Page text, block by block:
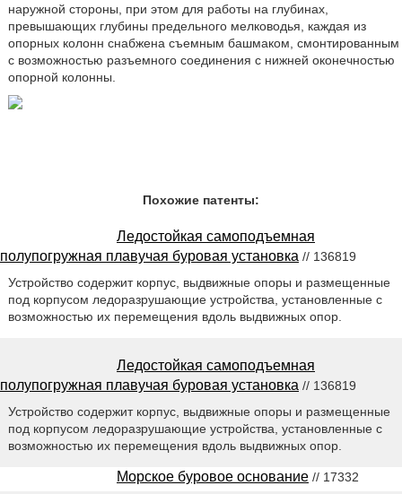
наружной стороны, при этом для работы на глубинах,
превышающих глубины предельного мелководья, каждая из
опорных колонн снабжена съемным башмаком, смонтированным
с возможностью разъемного соединения с нижней оконечностью
опорной колонны.
Похожие патенты:
Ледостойкая самоподъемная
полупогружная плавучая буровая установка // 136819
Устройство содержит корпус, выдвижные опоры и размещенные
под корпусом ледоразрушающие устройства, установленные с
возможностью их перемещения вдоль выдвижных опор.
Ледостойкая самоподъемная
полупогружная плавучая буровая установка // 136819
Устройство содержит корпус, выдвижные опоры и размещенные
под корпусом ледоразрушающие устройства, установленные с
возможностью их перемещения вдоль выдвижных опор.
Морское буровое основание // 17332